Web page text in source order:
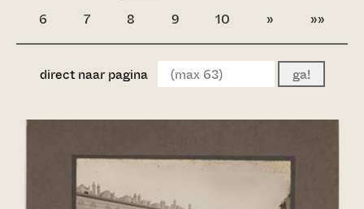
6 7 8 9 10 » »»
direct naar pagina ga!